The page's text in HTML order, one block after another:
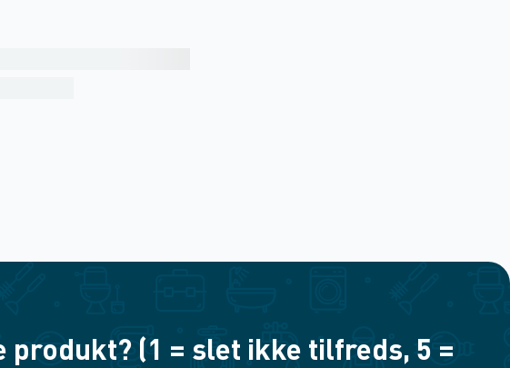
(1 = slet ikke tilfreds, 5 =